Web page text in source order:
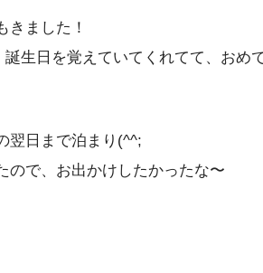
きました！
生日を覚えていてくれてて、おめ
翌日まで泊まり(^^;
ので、お出かけしたかったな〜